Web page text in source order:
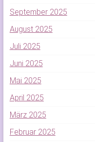
September 2025
August 2025
Juli 2025
Juni 2025
Mai 2025
April 2025
März 2025
Februar 2025